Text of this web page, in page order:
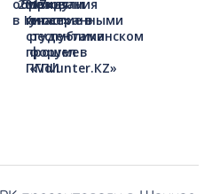
образования
в Китае»
2017»
между
иностранными
студентами
прошел в
ПГПИ
приняли
участие в
республиканском
форуме
«Volunter.КZ»